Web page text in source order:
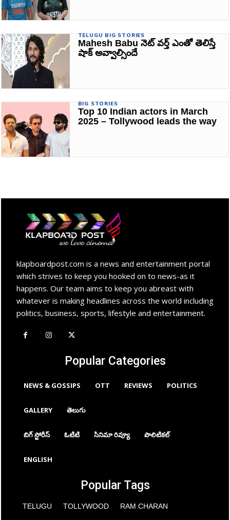
TELUGU BIG STORIES
Mahesh Babu నెట్ వర్త్ ఎంతో తెలిస్తే
షాక్ అవ్వాల్సిందే
BIG STORIES
Top 10 Indian actors in March
2025 – Tollywood leads the way
klapboardpost.com is a news and entertainment portal
which strives to keep you hooked on to news-as it
happens. Our team aims to keep you abreast with
whatever is making headlines across the world including
politics, business, sports, lifestyle and entertainment.
Popular Categories
NEWS & GOSSIPS OTT REVIEWS POLITICS
GALLERY తెలుగు
బిగ్ స్టోరీస్ ఓటిటి సినిమా రివ్యూ పొలిటికల్
ENGLISH
Popular Tags
TELUGU TOLLYWOOD
RAM CHARAN